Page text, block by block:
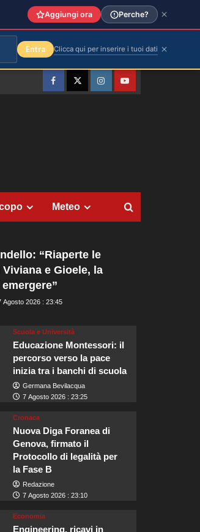
FacebookTwitterInstagramYouTube
Meteo
“Riaperte le
e Gioele, la
Agosto 2026 : 23:45
Scuola e Università
Educazione Montessori: il
percorso verso la pace
inizia tra i banchi di scuola
Germana Bevilacqua
7 Agosto 2026 : 23:25
Cronaca
Nuova Diga Foranea di
Genova, firmato il
Protocollo di legalità per
la Fase B
Redazione
7 Agosto 2026 : 23:10
Economia
Engineering, ricavi in
Aggiungi ora Perche?
Entra Clicca qui per inserire i tuoi dati